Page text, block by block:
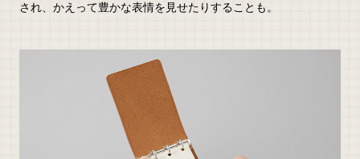
され、かえって豊かな表情を見せたりすることも。